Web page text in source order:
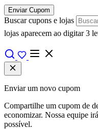
Enviar Cupom
Buscar cupons e lojas
lojas aparecem ao digitar 3
Enviar um novo cupom
Compartilhe um cupom de
economizar. Nossa equipe
possível.